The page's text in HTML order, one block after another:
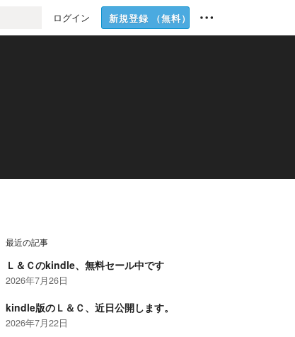
ログイン 新規登録 （無料）
最近の記事
Ｌ＆Ｃのkindle、無料セール中です
2026年7月26日
kindle版のＬ＆Ｃ、近日公開します。
2026年7月22日